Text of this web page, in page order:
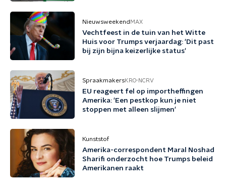
Nieuwsweekend MAX
Vechtfeest in de tuin van het Witte
Huis voor Trumps verjaardag: 'Dit past
bij zijn bijna keizerlijke status'
SpraakmakersKRO-NCRV
EU reageert fel op importheffingen
Amerika: 'Een pestkop kun je niet
stoppen met alleen slijmen'
Kunststof
Amerika-correspondent Maral Noshad
Sharifi onderzocht hoe Trumps beleid
Amerikanen raakt